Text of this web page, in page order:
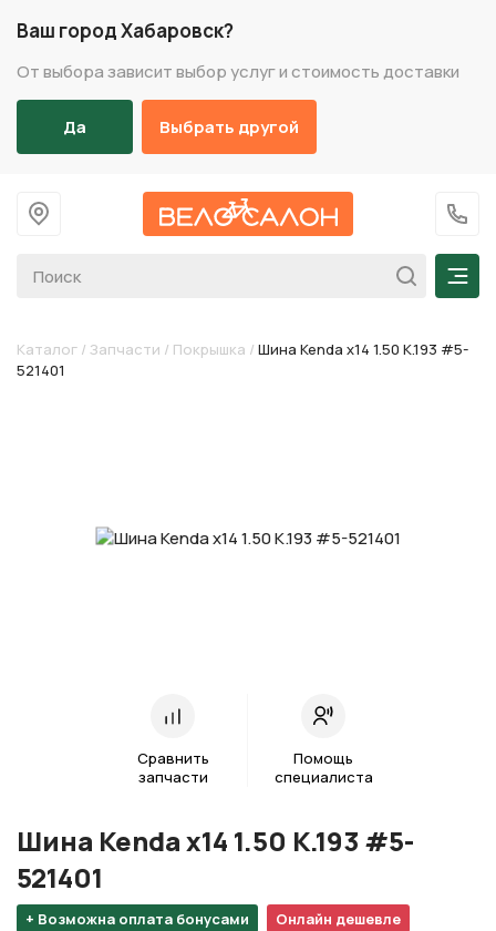
Ваш город Хабаровск?
От выбора зависит выбор услуг и стоимость доставки
Да Выбрать другой
На главную
+7
Каталог / Запчасти / Покрышка / Шина Kenda х14 1.50 K.193 #5-
521401
Сравнить
запчасти
Помощь
специалиста
+ Возможна оплата бонусами Онлайн дешевле
Шина Kenda х14 1.50 K.193 #5-
521401